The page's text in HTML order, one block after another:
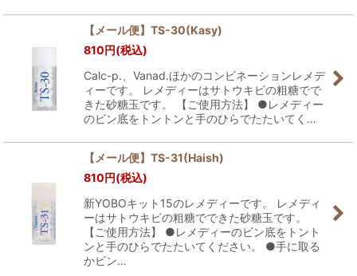
【メール便】TS-30(Kasy)
810円(税込)
Calc-p.、Vanad.ほかのコンビネーションレメデ
ィーです。 レメディーはサトウキビの粗糖でで
きた砂糖玉です。 【ご使用方法】 ●レメディー
のビン底をトントンと手のひらでたたいてく…
【メール便】TS-31(Haish)
810円(税込)
新YOBOキット15のレメディーです。 レメディ
ーはサトウキビの粗糖でできた砂糖玉です。
【ご使用方法】 ●レメディーのビン底をトント
ンと手のひらでたたいてください。 ●手に取る
かビン…